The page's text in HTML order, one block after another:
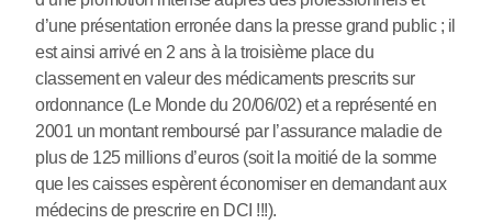
d’une présentation erronée dans la presse grand public ; il
est ainsi arrivé en 2 ans à la troisième place du
classement en valeur des médicaments prescrits sur
ordonnance (Le Monde du 20/06/02) et a représenté en
2001 un montant remboursé par l’assurance maladie de
plus de 125 millions d’euros (soit la moitié de la somme
que les caisses espèrent économiser en demandant aux
médecins de prescrire en DCI !!!).